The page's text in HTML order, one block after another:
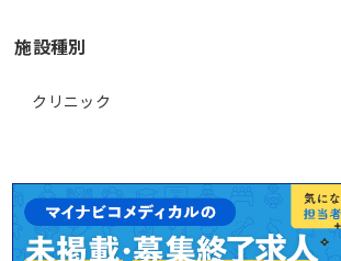
施設種別
クリニック